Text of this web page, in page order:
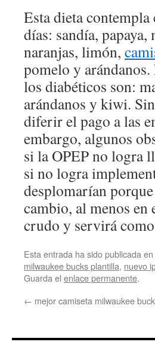
Esta dieta
días: sandía,
naranjas, limón,
pomelo y
los diabéticos son:
arándanos y kiwi.
diferir el pago a las
embargo, algunos
si la OPEP no logra
si no logra
desplomarían
cambio, al menos
crudo y servirá
Esta entrada ha sido publicada en
milwaukee bucks plantilla, nuevo
Guarda el enlace permanente.
← mejor camiseta milwaukee